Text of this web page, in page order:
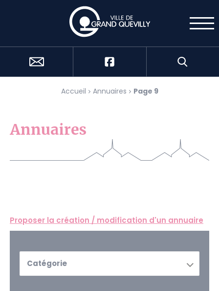
Accueil Annuaires Page 9
Annuaires
Proposer la création / modification d'un annuaire
Catégorie